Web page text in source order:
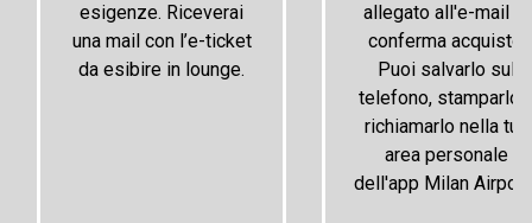
esigenze. Riceverai
una mail con l’e-ticket
da esibire in lounge.
allegato all'e-mail di
conferma acquisto.
Puoi salvarlo sul
telefono, stamparlo
richiamarlo nella tua
area personale
dell'app Milan